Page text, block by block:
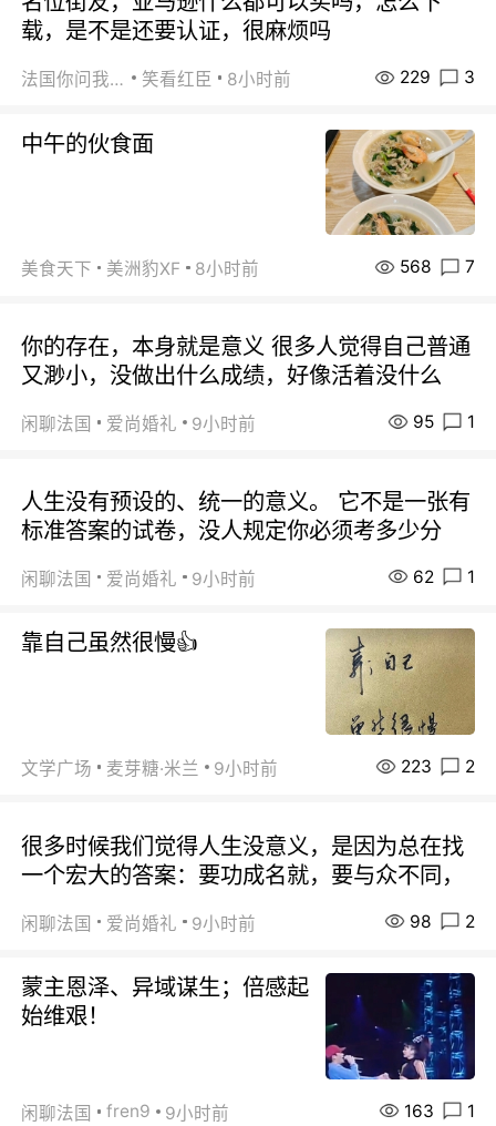
载，是不是还要认证，很麻烦吗
法国你问我答 笑看红臣 8小时前 229 3
中午的伙食面
美食天下 美洲豹XF 8小时前 568 7
你的存在，本身就是意义 很多人觉得自己普通
又渺小，没做出什么成绩，好像活着没什么
闲聊法国 爱尚婚礼 9小时前 95 1
人生没有预设的、统一的意义。 它不是一张有
标准答案的试卷，没人规定你必须考多少分
闲聊法国 爱尚婚礼 9小时前 62 1
靠自己虽然很慢👍
文学广场 麦芽糖·米兰 9小时前 223 2
很多时候我们觉得人生没意义，是因为总在找
一个宏大的答案：要功成名就，要与众不同，
闲聊法国 爱尚婚礼 9小时前 98 2
蒙主恩泽、异域谋生；倍感起
始维艰！
闲聊法国 fren9 9小时前 163 1